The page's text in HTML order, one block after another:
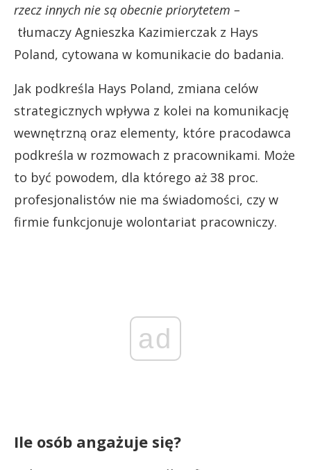
rzecz innych nie są obecnie priorytetem –
tłumaczy Agnieszka Kazimierczak z Hays
Poland, cytowana w komunikacie do badania.
Jak podkreśla Hays Poland, zmiana celów
strategicznych wpływa z kolei na komunikację
wewnętrzną oraz elementy, które pracodawca
podkreśla w rozmowach z pracownikami. Może
to być powodem, dla którego aż 38 proc.
profesjonalistów nie ma świadomości, czy w
firmie funkcjonuje wolontariat pracowniczy.
ad
Ile osób angażuje się?